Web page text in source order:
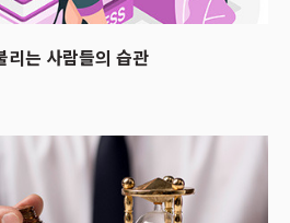
리는 사람들의 습관